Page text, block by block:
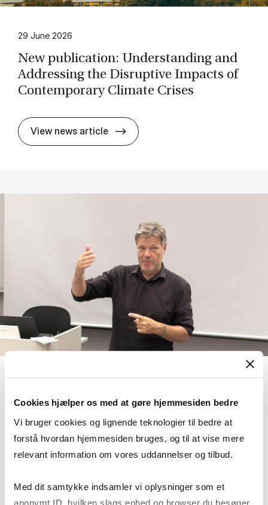
Cookies hjælper os med at gøre hjemmesiden bedre
Vi bruger cookies og lignende teknologier til bedre at
forstå hvordan hjemmesiden bruges, og til at vise mere
relevant information om vores uddannelser og tilbud.
Med dit samtykke indsamler vi oplysninger som et
29 June 2026
New pub­lic­a­tion: Un­der­stand­ing and
Ad­dress­ing the Dis­rupt­ive Im­pacts of
Con­tem­por­ary Cli­mate Crises
View news article New pub­lic­a­tion:
New nar­rat­ives for a non-lin­ear world:
CBS sym­posi­um ex­plores aca­demia’s
role in trans­formation